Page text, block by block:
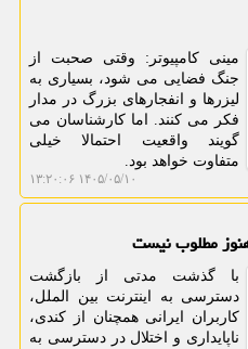
مینی کامپیوتر: وقتی صحبت از
جنگ فضایی می شود، بسیاری به
لیزرها و انفجارهای بزرگ در مدار
فکر می کنند. اما کارشناسان می
گویند واقعیت احتمالا خیلی
متفاوت خواهد بود.
۱۴۰۵/۰۵/۱۰ ۱۳:۲۰:۰۶
مطلوب نیست
با گذشت مدتی از بازگشت
دسترسی به اینترنت بین الملل،
کاربران ایرانی همچنان از کندی،
ناپایداری و اختلال در دسترسی به